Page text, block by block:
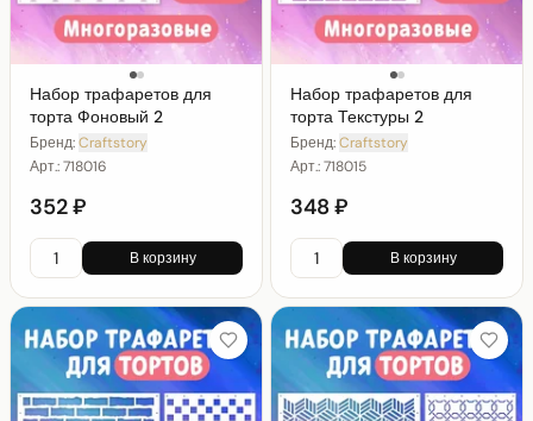
Набор трафаретов для
торта Фоновый 2
Бренд:Craftstory
Арт.:718016
352 ₽
В корзину
Набор трафаретов для
торта Текстуры 2
Бренд:Craftstory
Арт.:718015
348 ₽
В корзину